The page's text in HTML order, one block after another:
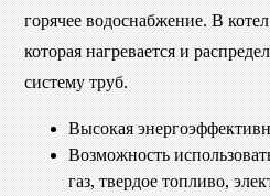
горячее водоснабжение. В
которая нагревается и
систему труб.
Высокая
Возможность
газ, твердое топливо,